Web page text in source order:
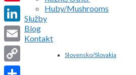
Slovensko/Slovakia
Huby/Mushrooms
Služby
Blog
Kontakt
Pinterest
LinkedIn
Email
Copy